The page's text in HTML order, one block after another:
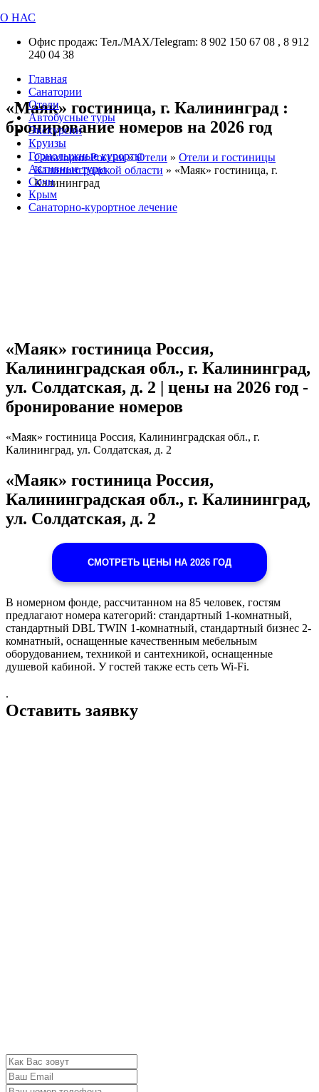
О НАС
Офис продаж: Тел./МАХ/Telegram: 8 902 150 67 08 , 8 912
240 04 38
Главная
Санатории
Отели
Автобусные туры
Экскурсии
Круизы
Горнолыжные курорты
Активные туры
Сочи
Крым
Санаторно-курортное лечение
«Маяк» гостиница, г. Калининград :
бронирование номеров на 2026 год
Санатории России»Отели » Отели и гостиницы
Калининградской области » «Маяк» гостиница, г.
Калининград
«Маяк» гостиница Россия,
Калининградская обл., г. Калининград,
ул. Солдатская, д. 2 | цены на 2026 год -
бронирование номеров
«Маяк» гостиница Россия, Калининградская обл., г.
Калининград, ул. Солдатская, д. 2
«Маяк» гостиница Россия,
Калининградская обл., г. Калининград,
ул. Солдатская, д. 2
СМОТРЕТЬ ЦЕНЫ НА 2026 ГОД
В номерном фонде, рассчитанном на 85 человек, гостям
предлагают номера категорий: стандартный 1-комнатный,
стандартный DBL TWIN 1-комнатный, стандартный бизнес 2-
комнатный, оснащенные качественным мебельным
оборудованием, техникой и сантехникой, оснащенные
душевой кабиной. У гостей также есть сеть Wi-Fi.
.
Оставить заявку